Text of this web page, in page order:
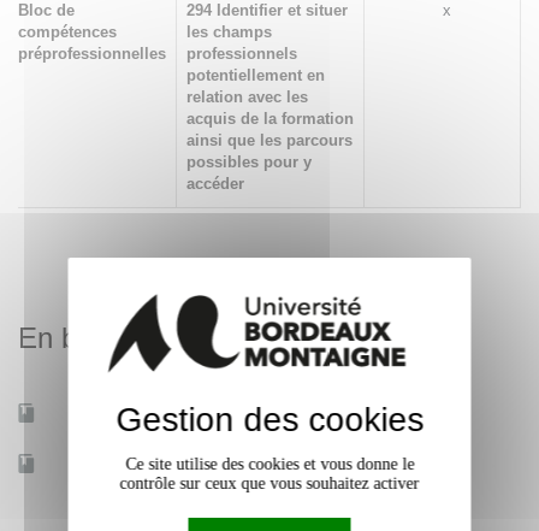
Bloc de
compétences
préprofessionnelles
294 Identifier et situer
les champs
professionnels
potentiellement en
relation avec les
acquis de la formation
ainsi que les parcours
possibles pour y
accéder
x
En bref
Mobilité d'études Oui
Accessible à distance Non
Gestion des cookies
Ce site utilise des cookies et vous donne le
contrôle sur ceux que vous souhaitez activer